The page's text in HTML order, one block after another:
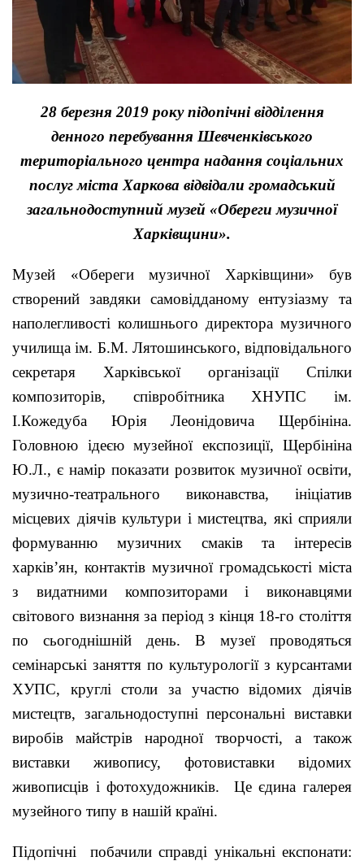
28 березня 2019 року підопічні відділення
денного перебування Шевченківського
територіального центра надання соціальних
послуг міста Харкова відвідали громадський
загальнодоступний музей «Обереги музичної
Харківщини».
Музей «Обереги музичної Харківщини» був
створений завдяки самовідданому ентузіазму та
наполегливості колишнього директора музичного
училища ім. Б.М. Лятошинського, відповідального
секретаря Харківської організації Спілки
композиторів, співробітника ХНУПС ім.
І.Кожедуба Юрія Леонідовича Щербініна.
Головною ідеєю музейної експозиції, Щербініна
Ю.Л., є намір показати розвиток музичної освіти,
музично-театрального виконавства, ініціатив
місцевих діячів культури і мистецтва, які сприяли
формуванню музичних смаків та інтересів
харків’ян, контактів музичної громадськості міста
з видатними композиторами і виконавцями
світового визнання за період з кінця 18-го століття
по сьогоднішній день. В музеї проводяться
семінарські заняття по культурології з курсантами
ХУПС, круглі столи за участю відомих діячів
мистецтв, загальнодоступні персональні виставки
виробів майстрів народної творчості, а також
виставки живопису, фотовиставки відомих
живописців і фотохудожників. Це єдина галерея
музейного типу в нашій країні.
Підопічні побачили справді унікальні експонати: